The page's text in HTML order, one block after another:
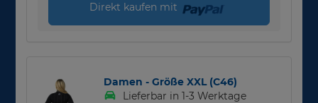
Direkt kaufen mit
Damen - Größe XXL (C46)
Lieferbar in 1-3 Werktage